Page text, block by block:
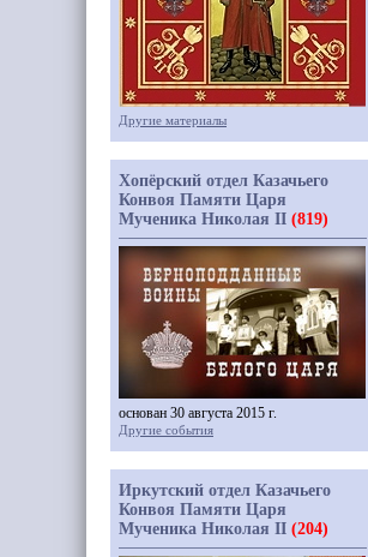
Другие материалы
Хопёрский отдел Казачьего
Конвоя Памяти Царя
Мученика Николая II (819)
основан 30 августа 2015 г.
Другие события
Иркутский отдел Казачьего
Конвоя Памяти Царя
Мученика Николая II (204)